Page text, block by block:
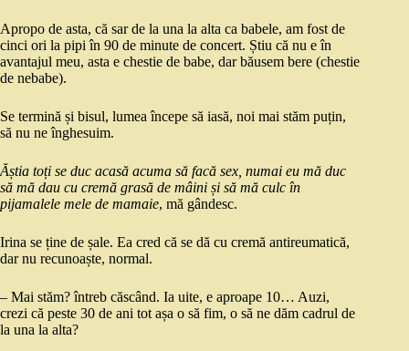
Apropo de asta, că sar de la una la alta ca babele, am fost de
cinci ori la pipi în 90 de minute de concert. Știu că nu e în
avantajul meu, asta e chestie de babe, dar băusem bere (chestie
de nebabe).
Se termină și bisul, lumea începe să iasă, noi mai stăm puțin,
să nu ne înghesuim.
Ăștia toți se duc acasă acuma să facă sex, numai eu mă duc
să mă dau cu cremă grasă de mâini și să mă culc în
pijamalele mele de mamaie, mă gândesc.
Irina se ține de șale. Ea cred că se dă cu cremă antireumatică,
dar nu recunoaște, normal.
– Mai stăm? întreb căscând. Ia uite, e aproape 10… Auzi,
crezi că peste 30 de ani tot așa o să fim, o să ne dăm cadrul de
la una la alta?